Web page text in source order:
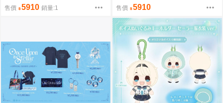
售價 5910 銷量:1 售價 5910